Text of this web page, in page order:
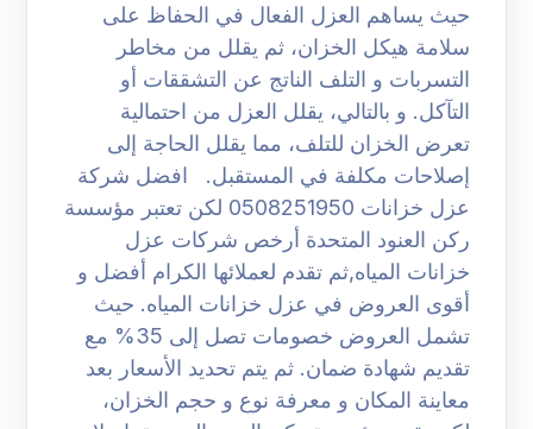
حيث يساهم العزل الفعال في الحفاظ على
سلامة هيكل الخزان، ثم يقلل من مخاطر
التسربات و التلف الناتج عن التشققات أو
التآكل. و بالتالي، يقلل العزل من احتمالية
تعرض الخزان للتلف، مما يقلل الحاجة إلى
إصلاحات مكلفة في المستقبل. افضل شركة
عزل خزانات 0508251950 لكن تعتبر مؤسسة
ركن العنود المتحدة أرخص شركات عزل
خزانات المياه,ثم تقدم لعملائها الكرام أفضل و
أقوى العروض في عزل خزانات المياه. حيث
تشمل العروض خصومات تصل إلى 35% مع
تقديم شهادة ضمان. ثم يتم تحديد الأسعار بعد
معاينة المكان و معرفة نوع و حجم الخزان،